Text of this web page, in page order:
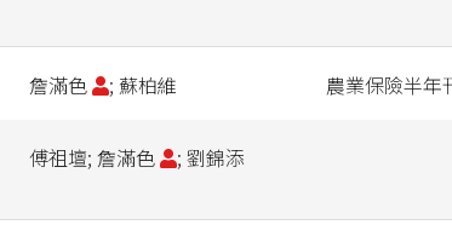
詹滿色 ; 蘇柏維 農業保險半年
傅祖壇; 詹滿色 ; 劉錦添